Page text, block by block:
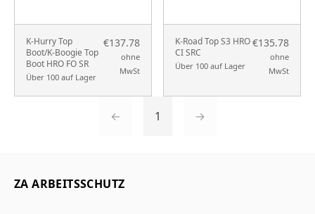
K-Hurry Top
Boot/K-Boogie Top
Boot HRO FO SR
Über 100 auf Lager
€137.78
ohne
MwSt
K-Road Top S3 HRO
CI SRC
Über 100 auf Lager
€135.78
ohne
MwSt
← 1 →
ZA ARBEITSSCHUTZ